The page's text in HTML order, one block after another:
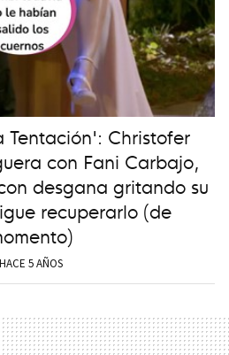
Tentación': Christofer
con Fani Carbajo,
desgana gritando su
recuperarlo (de
HACE 5 AÑOS